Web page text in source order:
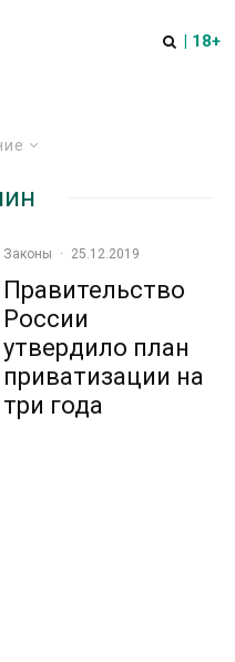
| 18+
Законы · 25.12.2019
Правительство
России
утвердило план
приватизации на
три года